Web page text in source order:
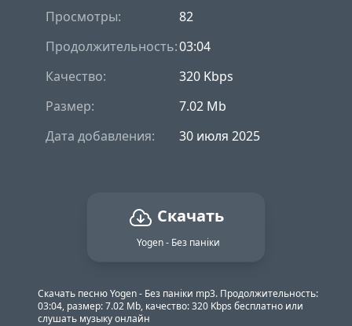
Просмотры:
82
Продолжительность:03:04
Качество:
320 Kbps
Размер:
7.02 Mb
Дата добавления:
30 июля 2025
Скачать
Yogen - Без паніки
Скачать песню Yogen - Без паніки mp3. Продолжительность:
03:04, размер: 7.02 Mb, качество: 320 Kbps бесплатно или
слушать музыку онлайн